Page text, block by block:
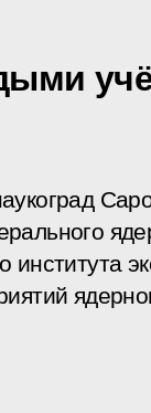
института